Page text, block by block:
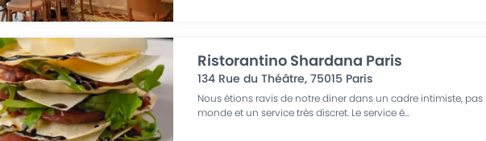
Ristorantino Shardana Paris
134 Rue du Théâtre,75015 Paris
Nous étions ravis de notre diner dans un cadre intimiste,
monde et un service très discret. Le service é...